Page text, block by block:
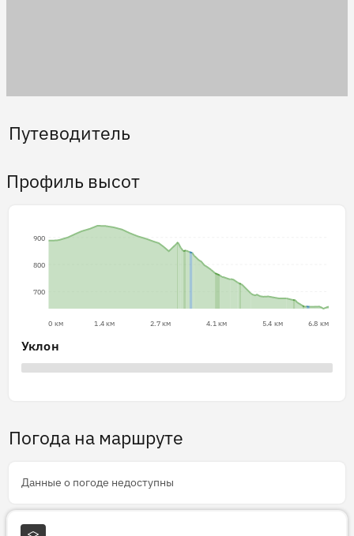
Путеводитель
Профиль высот
700
800
900
0 км 1.4 км 2.7 км 4.1 км 5.4 км 6.8 км
Уклон
Погода на маршруте
Данные о погоде недоступны